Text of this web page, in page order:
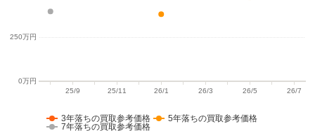
3年落ちの買取参考価格
5年落ちの買取参考価格
7年落ちの買取参考価格